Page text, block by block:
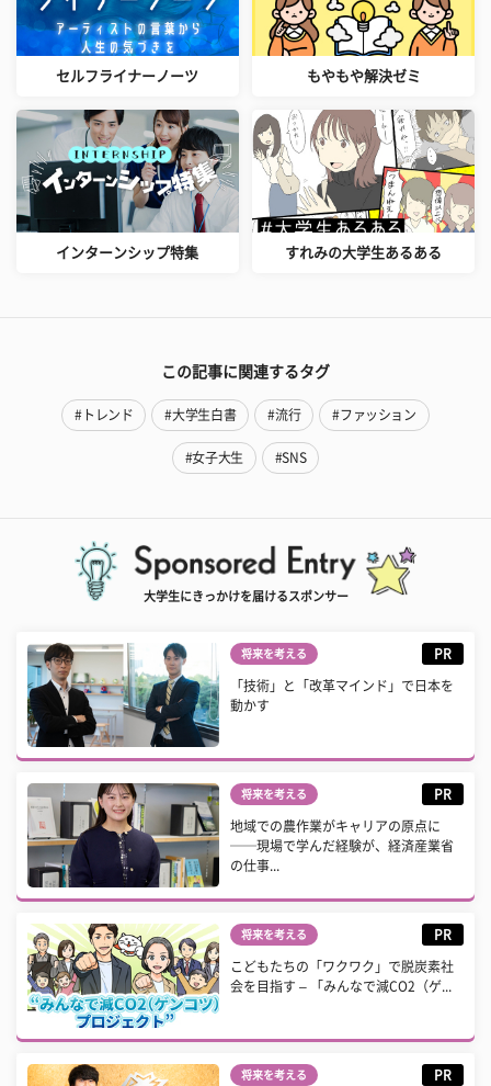
セルフライナーノーツ もやもや解決ゼミ
インターンシップ特集 すれみの大学生あるある
この記事に関連するタグ
#トレンド #大学生白書 #流行 #ファッション
#女子大生 #SNS
大学生にきっかけを届けるスポンサー
将来を考える PR
「技術」と「改革マインド」で日本を
動かす
将来を考える PR
地域での農作業がキャリアの原点に
──現場で学んだ経験が、経済産業省
の仕事...
将来を考える PR
こどもたちの「ワクワク」で脱炭素社
会を目指す – 「みんなで減CO2（ゲ...
将来を考える PR